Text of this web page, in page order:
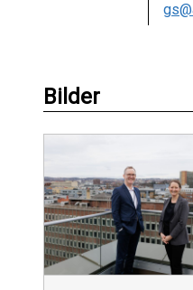
Bilder